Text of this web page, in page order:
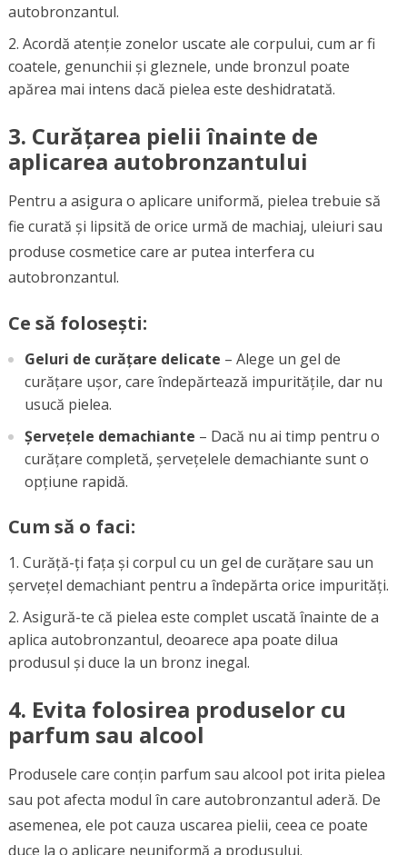
autobronzantul.
Acordă atenție zonelor uscate ale corpului, cum ar fi
coatele, genunchii și gleznele, unde bronzul poate
apărea mai intens dacă pielea este deshidratată.
3. Curățarea pielii înainte de
aplicarea autobronzantului
Pentru a asigura o aplicare uniformă, pielea trebuie să
fie curată și lipsită de orice urmă de machiaj, uleiuri sau
produse cosmetice care ar putea interfera cu
autobronzantul.
Ce să folosești:
Geluri de curățare delicate – Alege un gel de
curățare ușor, care îndepărtează impuritățile, dar nu
usucă pielea.
Șervețele demachiante – Dacă nu ai timp pentru o
curățare completă, șervețelele demachiante sunt o
opțiune rapidă.
Cum să o faci:
Curăță-ți fața și corpul cu un gel de curățare sau un
șervețel demachiant pentru a îndepărta orice impurități.
Asigură-te că pielea este complet uscată înainte de a
aplica autobronzantul, deoarece apa poate dilua
produsul și duce la un bronz inegal.
4. Evita folosirea produselor cu
parfum sau alcool
Produsele care conțin parfum sau alcool pot irita pielea
sau pot afecta modul în care autobronzantul aderă. De
asemenea, ele pot cauza uscarea pielii, ceea ce poate
duce la o aplicare neuniformă a produsului.